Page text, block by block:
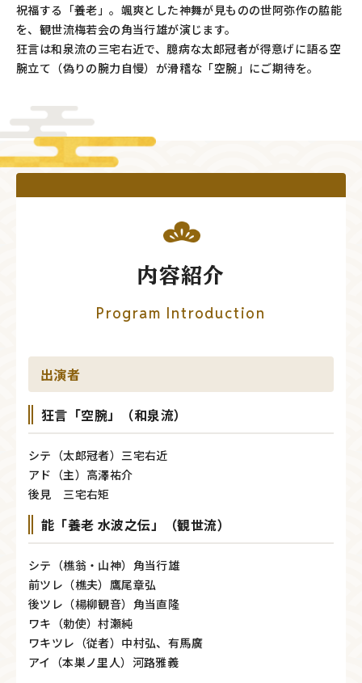
祝福する「養老」。颯爽とした神舞が見ものの世阿弥作の脇能
を、観世流梅若会の角当行雄が演じます。
狂言は和泉流の三宅右近で、臆病な太郎冠者が得意げに語る空
腕立て（偽りの腕力自慢）が滑稽な「空腕」にご期待を。
内容紹介
Program Introduction
出演者
狂言「空腕」（和泉流）
シテ（太郎冠者）三宅右近
アド（主）高澤祐介
後見 三宅右矩
能「養老 水波之伝」（観世流）
シテ（樵翁・山神）角当行雄
前ツレ（樵夫）鷹尾章弘
後ツレ（楊柳観音）角当直隆
ワキ（勅使）村瀬純
ワキツレ（従者）中村弘、有馬廣
アイ（本巣ノ里人）河路雅義